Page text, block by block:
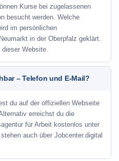
Kurse bei zugelassenen
besucht werden. Welche
im persönlichen
in der Oberpfalz geklärt.
dieser Website.
– Telefon und E-Mail?
du auf der offiziellen Webseite
erreichst du die
für Arbeit kostenlos unter
auch über Jobcenter.digital